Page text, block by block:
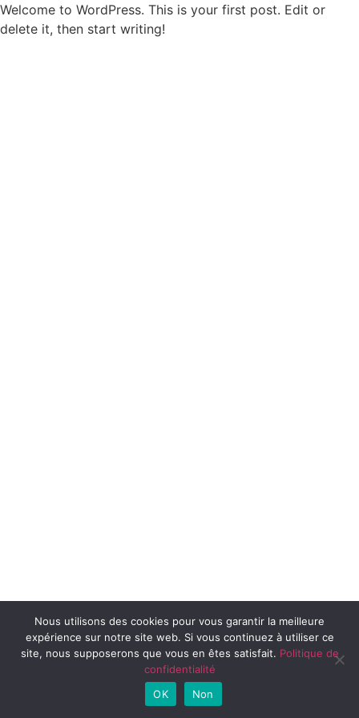
Welcome to WordPress. This is your first post. Edit or
delete it, then start writing!
Nous utilisons des cookies pour vous garantir la meilleure
expérience sur notre site web. Si vous continuez à utiliser ce
site, nous supposerons que vous en êtes satisfait. Politique de
confidentialité
OK
Non